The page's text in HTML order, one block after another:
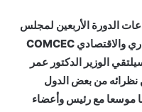
الدورة الأربعين لمجلس
وزراء تجارةً اللجنة الدائمة للتعاون التجاري والاقتصادي COMCEC
الوزير الدكتور عمر
نظرائه من بعض الدول
موسعا مع رئيس وأعضاء